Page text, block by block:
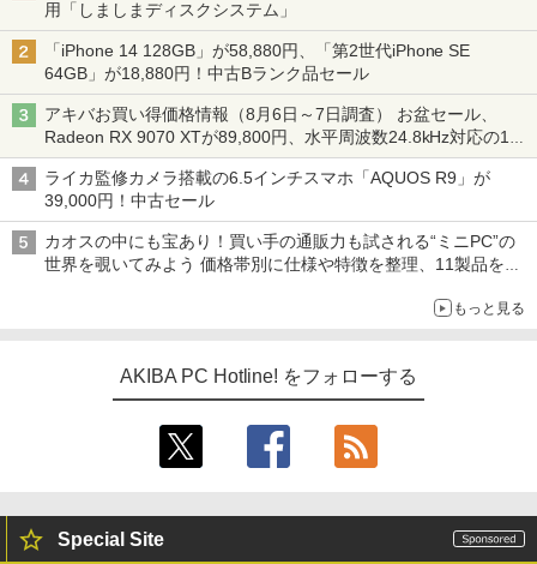
用「しましまディスクシステム」
「iPhone 14 128GB」が58,880円、「第2世代iPhone SE
64GB」が18,880円！中古Bランク品セール
アキバお買い得価格情報（8月6日～7日調査） お盆セール、
Radeon RX 9070 XTが89,800円、水平周波数24.8kHz対応の17
型モニターが9,801円、暑さ指数連動セール ほか
ライカ監修カメラ搭載の6.5インチスマホ「AQUOS R9」が
39,000円！中古セール
カオスの中にも宝あり！買い手の通販力も試される“ミニPC”の
世界を覗いてみよう 価格帯別に仕様や特徴を整理、11製品をピ
もっと見る
AKIBA PC Hotline! をフォローする
Special Site